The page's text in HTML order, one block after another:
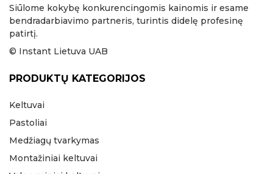
Siūlome kokybę konkurencingomis kainomis ir esame
bendradarbiavimo partneris, turintis didelę profesinę
patirtį.
© Instant Lietuva UAB
PRODUKTŲ KATEGORIJOS
Keltuvai
Pastoliai
Medžiagų tvarkymas
Montažiniai keltuvai